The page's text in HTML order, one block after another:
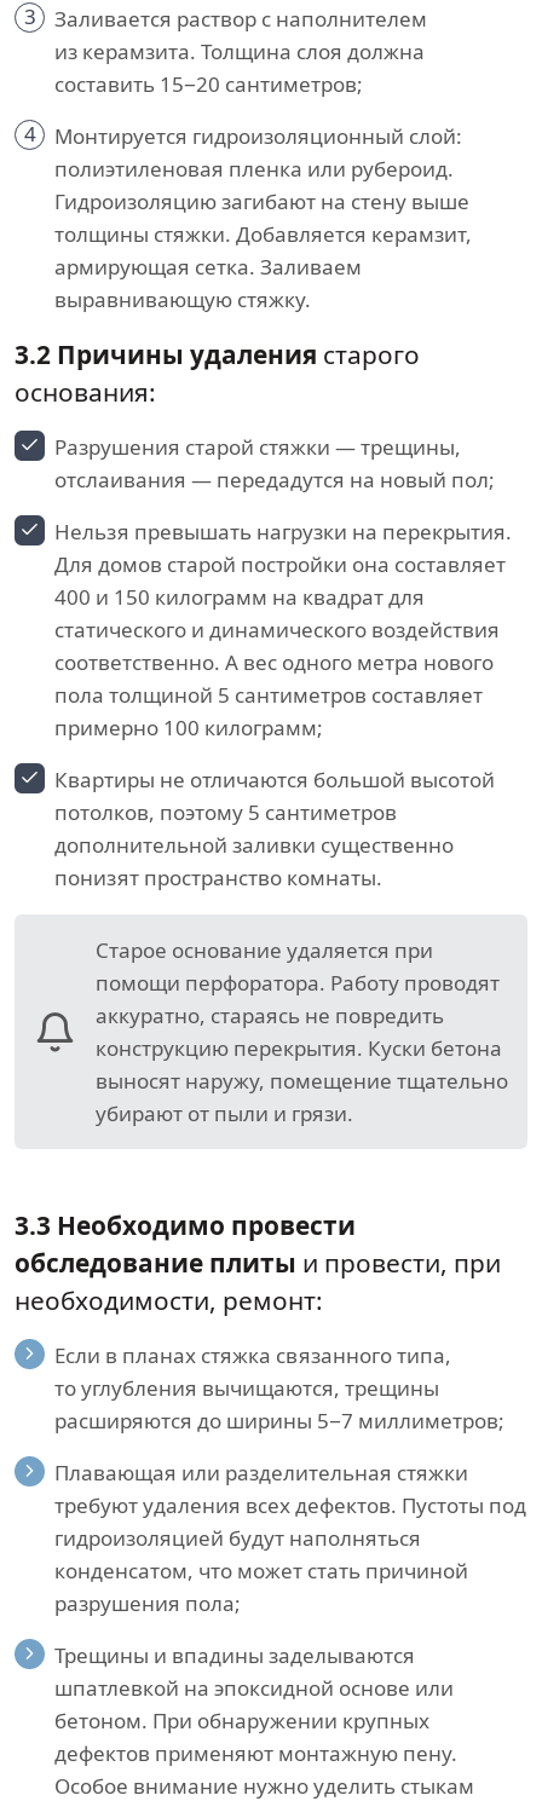
3
Заливается раствор с наполнителем
из керамзита. Толщина слоя должна
составить 15−20 сантиметров;
4
Монтируется гидроизоляционный слой:
полиэтиленовая пленка или рубероид.
Гидроизоляцию загибают на стену выше
толщины стяжки. Добавляется керамзит,
армирующая сетка. Заливаем
выравнивающую стяжку.
3.2 Причины удаления старого
основания:
Разрушения старой стяжки — трещины,
отслаивания — передадутся на новый пол;
Нельзя превышать нагрузки на перекрытия.
Для домов старой постройки она составляет
400 и 150 килограмм на квадрат для
статического и динамического воздействия
соответственно. А вес одного метра нового
пола толщиной 5 сантиметров составляет
примерно 100 килограмм;
Квартиры не отличаются большой высотой
потолков, поэтому 5 сантиметров
дополнительной заливки существенно
понизят пространство комнаты.
Старое основание удаляется при
помощи перфоратора. Работу проводят
аккуратно, стараясь не повредить
конструкцию перекрытия. Куски бетона
выносят наружу, помещение тщательно
убирают от пыли и грязи.
3.3 Необходимо провести
обследование плиты и провести, при
необходимости, ремонт:
Если в планах стяжка связанного типа,
то углубления вычищаются, трещины
расширяются до ширины 5−7 миллиметров;
Плавающая или разделительная стяжки
требуют удаления всех дефектов. Пустоты под
гидроизоляцией будут наполняться
конденсатом, что может стать причиной
разрушения пола;
Трещины и впадины заделываются
шпатлевкой на эпоксидной основе или
бетоном. При обнаружении крупных
дефектов применяют монтажную пену.
Особое внимание нужно уделить стыкам